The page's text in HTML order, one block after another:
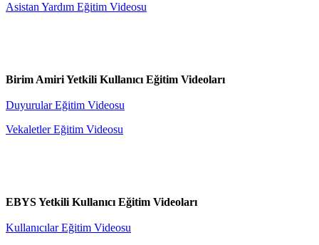
Asistan Yardım Eğitim Videosu
Birim Amiri Yetkili Kullanıcı Eğitim Videoları
Duyurular Eğitim Videosu
Vekaletler Eğitim Videosu
EBYS Yetkili Kullanıcı Eğitim Videoları
Kullanıcılar Eğitim Videosu